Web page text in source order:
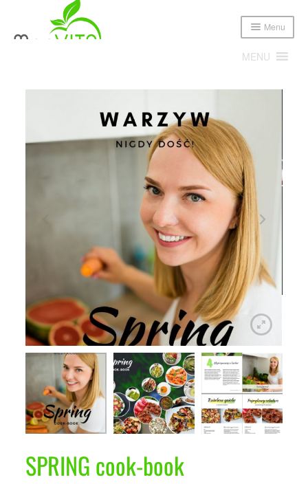
Menu
MENU
child
menu
Publikacje i media
Regulamin sklepu
Polityka prywatności
F.A.Q.
Kontakt
SPRING cook-book